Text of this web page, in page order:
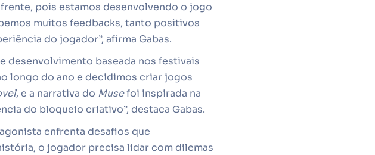
pois estamos desenvolvendo o jogo
muitos feedbacks, tanto positivos
do jogador”, afirma Gabas.
desenvolvimento baseada nos festivais
longo do ano e decidimos criar jogos
, e a narrativa do Musefoi inspirada na
do bloqueio criativo”, destaca Gabas.
enfrenta desafios que
o jogador precisa lidar com dilemas